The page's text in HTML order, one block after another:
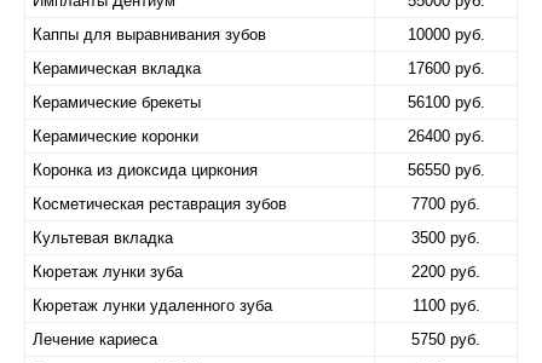
Каппы для выравнивания зубов
10000 руб.
Керамическая вкладка
17600 руб.
Керамические брекеты
56100 руб.
Керамические коронки
26400 руб.
Коронка из диоксида циркония
56550 руб.
Косметическая реставрация зубов
7700 руб.
Культевая вкладка
3500 руб.
Кюретаж лунки зуба
2200 руб.
Кюретаж лунки удаленного зуба
1100 руб.
Лечение кариеса
5750 руб.